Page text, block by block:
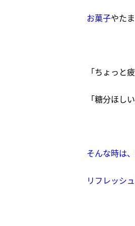
お菓子やたま
「ちょっと
「糖分ほし
そんな時は
リフレッシ